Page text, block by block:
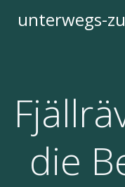
unterwegs-
die